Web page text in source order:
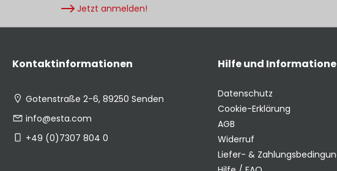
Jetzt anmelden!
Kontaktinformationen
Gotenstraße 2-6, 89250 Senden
info@esta.com
+49 (0)7307 804 0
Hilfe und
Datenschutz
Cookie-Erklärung
AGB
Widerruf
Liefer- &